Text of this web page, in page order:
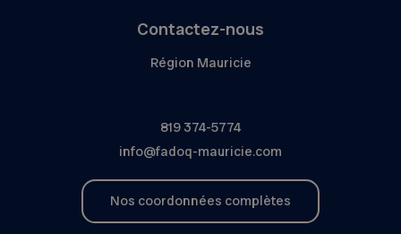
Contactez-nous
Région Mauricie
819 374-5774
info@fadoq-mauricie.com
Nos coordonnées complètes